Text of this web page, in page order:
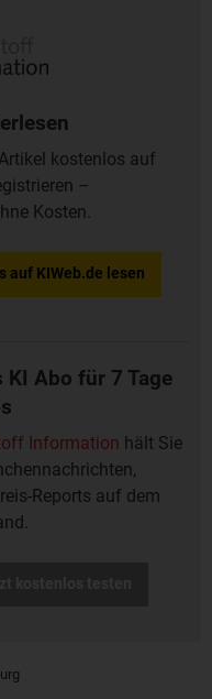
kostenlos auf
–
Kosten.
auf KIWeb.de lesen
KI Abo für 7 Tage
Information hält Sie
Reports auf dem